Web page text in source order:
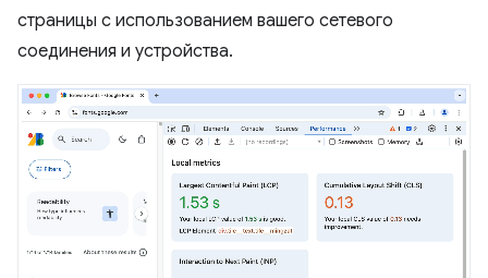
страницы с использованием вашего сетевого
соединения и устройства.